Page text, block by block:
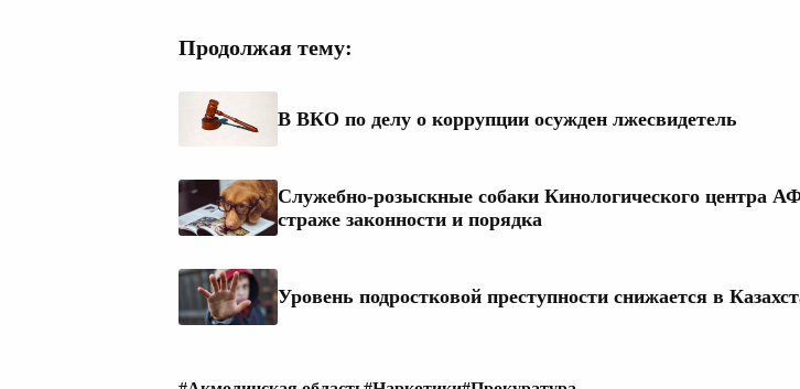
Продолжая тему:
В ВКО по делу о коррупции осужден лжесвидетель
Служебно-розыскные собаки Кинологического центра
страже законности и порядка
Уровень подростковой преступности снижается в